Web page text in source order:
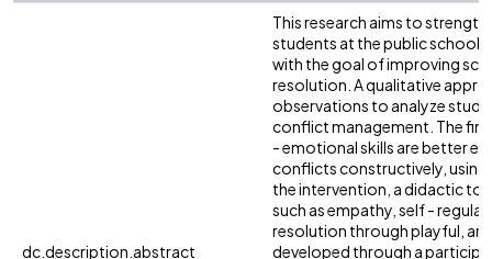
dc.description.abstract
This research aims to
students at the public
with the goal of improving
resolution. A qualitative
observations to analyze
conflict management. The
- emotional skills are better
conflicts constructively, using
the intervention, a didactic
such as empathy, self -
resolution through playful,
developed through a